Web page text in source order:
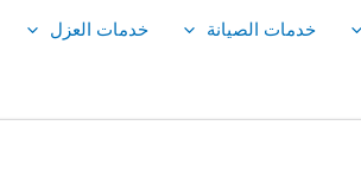
خدمات الصيانة خدمات العزل